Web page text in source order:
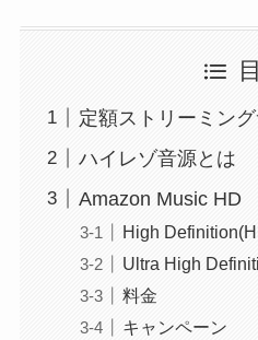
定額ストリーミン
ハイレゾ音源とは
Amazon Music HD
High
Ultra High
料金
キャンペーン